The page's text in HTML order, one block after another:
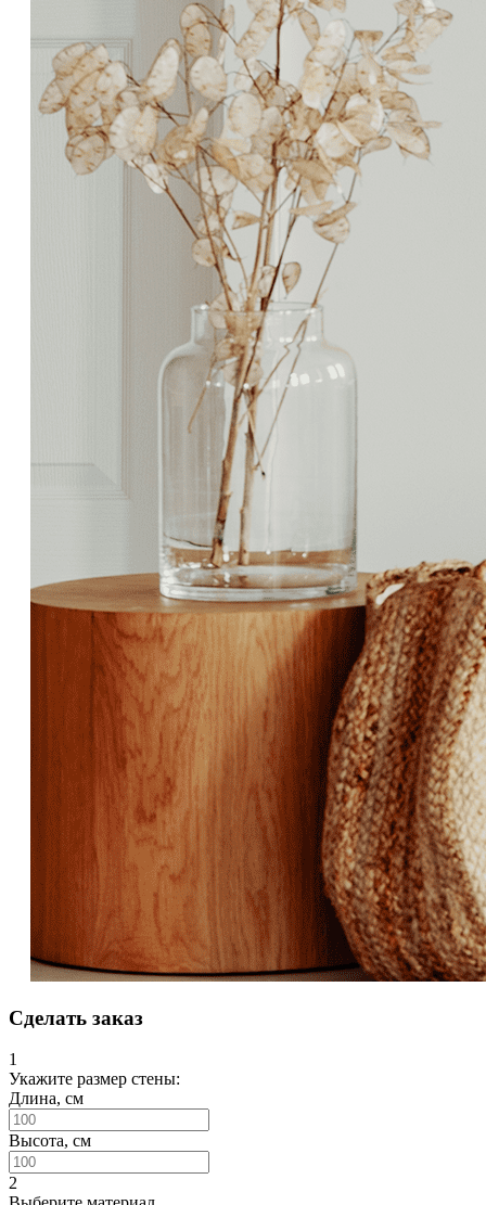
Сделать заказ
1
Укажите размер стены:
Длина, см
Высота, см
2